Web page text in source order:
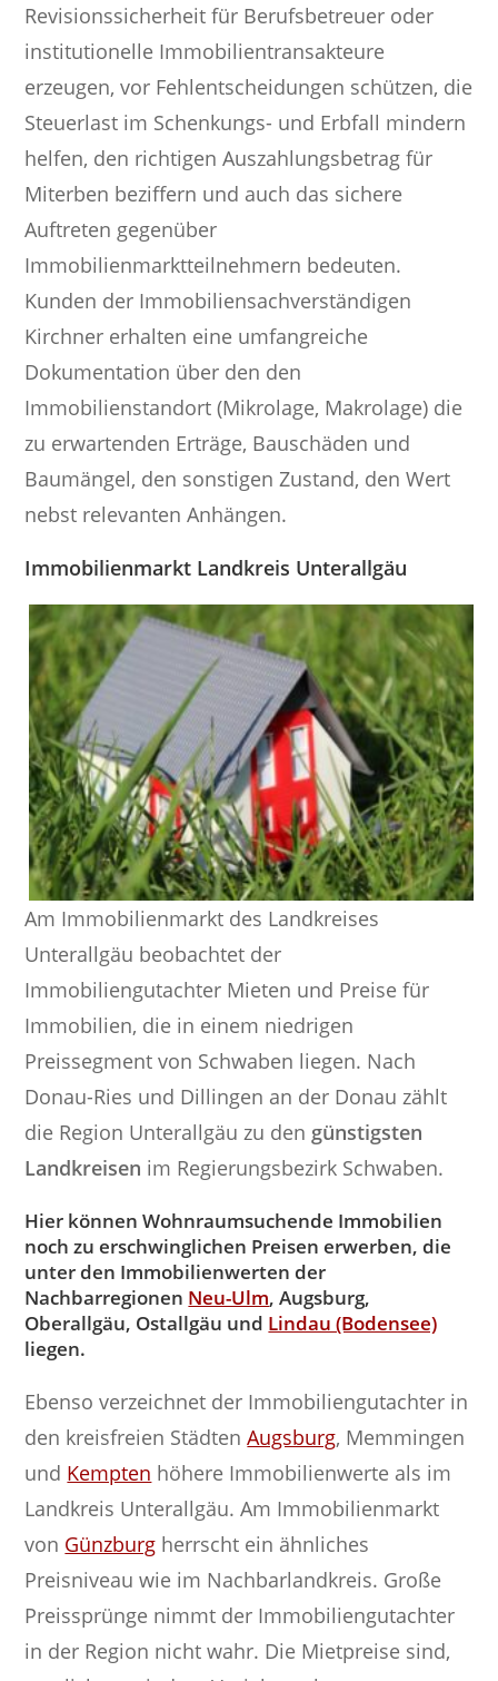
Revisionssicherheit für Berufsbetreuer oder
institutionelle Immobilientransakteure
erzeugen, vor Fehlentscheidungen schützen, die
Steuerlast im Schenkungs- und Erbfall mindern
helfen, den richtigen Auszahlungsbetrag für
Miterben beziffern und auch das sichere
Auftreten gegenüber
Immobilienmarktteilnehmern bedeuten.
Kunden der Immobiliensachverständigen
Kirchner erhalten eine umfangreiche
Dokumentation über den den
Immobilienstandort (Mikrolage, Makrolage) die
zu erwartenden Erträge, Bauschäden und
Baumängel, den sonstigen Zustand, den Wert
nebst relevanten Anhängen.
Immobilienmarkt Landkreis Unterallgäu
Am Immobilienmarkt des Landkreises
Unterallgäu beobachtet der
Immobiliengutachter Mieten und Preise für
Immobilien, die in einem niedrigen
Preissegment von Schwaben liegen. Nach
Donau-Ries und Dillingen an der Donau zählt
die Region Unterallgäu zu den günstigsten
Landkreisen im Regierungsbezirk Schwaben.
Hier können Wohnraumsuchende Immobilien
noch zu erschwinglichen Preisen erwerben, die
unter den Immobilienwerten der
Nachbarregionen Neu-Ulm, Augsburg,
Oberallgäu, Ostallgäu und Lindau (Bodensee)
liegen.
Ebenso verzeichnet der Immobiliengutachter in
den kreisfreien StädtenAugsburg, Memmingen
und Kempten höhere Immobilienwerte als im
Landkreis Unterallgäu. Am Immobilienmarkt
von Günzburg herrscht ein ähnliches
Preisniveau wie im Nachbarlandkreis. Große
Preissprünge nimmt der Immobiliengutachter
in der Region nicht wahr. Die Mietpreise sind,